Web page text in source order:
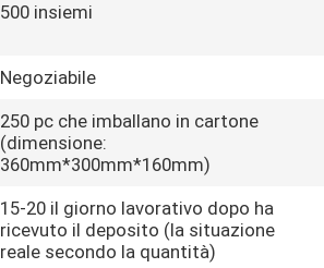
500 insiemi
Negoziabile
250 pc che imballano in cartone
(dimensione:
360mm*300mm*160mm)
15-20 il giorno lavorativo dopo ha
ricevuto il deposito (la situazione
reale secondo la quantità)